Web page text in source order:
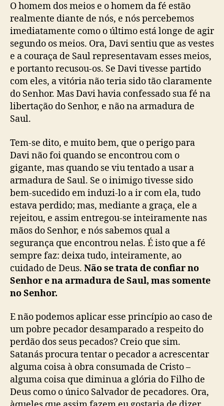
O homem dos meios e o homem da fé estão
realmente diante de nós, e nós percebemos
imediatamente como o último está longe de agir
segundo os meios. Ora, Davi sentiu que as vestes
e a couraça de Saul representavam esses meios,
e portanto recusou-os. Se Davi tivesse partido
com eles, a vitória não teria sido tão claramente
do Senhor. Mas Davi havia confessado sua fé na
libertação do Senhor, e não na armadura de
Saul.
Tem-se dito, e muito bem, que o perigo para
Davi não foi quando se encontrou com o
gigante, mas quando se viu tentado a usar a
armadura de Saul. Se o inimigo tivesse sido
bem-sucedido em induzi-lo a ir com ela, tudo
estava perdido; mas, mediante a graça, ele a
rejeitou, e assim entregou-se inteiramente nas
mãos do Senhor, e nós sabemos qual a
segurança que encontrou nelas. É isto que a fé
sempre faz: deixa tudo, inteiramente, ao
cuidado de Deus. Não se trata de confiar no
Senhor e na armadura de Saul, mas somente
no Senhor.
E não podemos aplicar esse princípio ao caso de
um pobre pecador desamparado a respeito do
perdão dos seus pecados? Creio que sim.
Satanás procura tentar o pecador a acrescentar
alguma coisa à obra consumada de Cristo –
alguma coisa que diminua a glória do Filho de
Deus como o único Salvador de pecadores. Ora,